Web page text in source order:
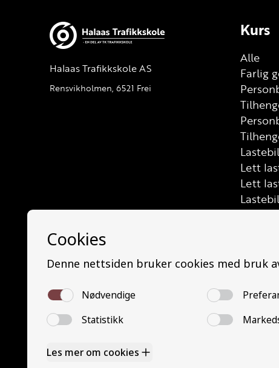
Halaas Trafikkskole AS
Rensvikholmen, 6521 Frei
Kurs
Alle
Farlig
Lett
Lett
Buss
Buss
YSK
YSK